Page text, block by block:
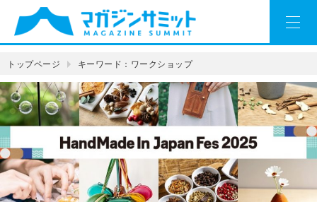
トップページ キーワード：ワークショップ